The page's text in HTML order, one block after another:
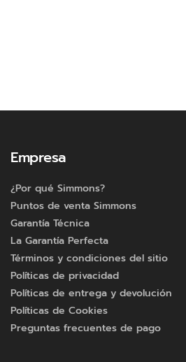
Empresa
¿Por qué Simmons?
Puntos de venta Simmons
Garantía Técnica
La Garantía Perfecta
Términos y condiciones del sitio
Políticas de privacidad
Políticas de entrega y devolución
Políticas de Cookies
Preguntas frecuentes de pago